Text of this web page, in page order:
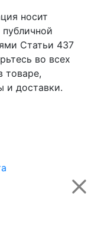
носит
Статьи 437
во всех
товаре,
и доставки.